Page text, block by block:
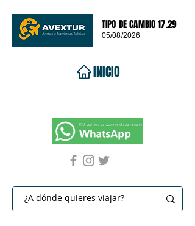
TIPO DE CAMBIO 17.29
05/08/2026
INICIO